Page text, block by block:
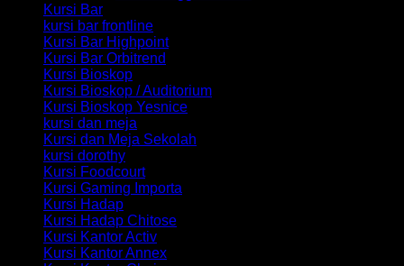
Kursi Bar
kursi bar frontline
Kursi Bar Highpoint
Kursi Bar Orbitrend
Kursi Bioskop
Kursi Bioskop / Auditorium
Kursi Bioskop Yesnice
kursi dan meja
Kursi dan Meja Sekolah
kursi dorothy
Kursi Foodcourt
Kursi Gaming Importa
Kursi Hadap
Kursi Hadap Chitose
Kursi Kantor Activ
Kursi Kantor Annex